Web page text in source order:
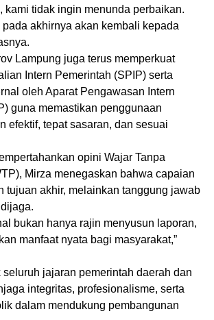
kami tidak ingin menunda perbaikan.
akhirnya akan kembali kepada
Lampung juga terus memperkuat
Intern Pemerintah (SPIP) serta
oleh Aparat Pengawasan Intern
guna memastikan penggunaan
efektif, tepat sasaran, dan sesuai
opini Wajar Tanpa
Mirza menegaskan bahwa capaian
tujuan akhir, melainkan tanggung jawab
bukan hanya rajin menyusun laporan,
manfaat nyata bagi masyarakat,”
seluruh jajaran pemerintah daerah dan
integritas, profesionalisme, serta
dalam mendukung pembangunan